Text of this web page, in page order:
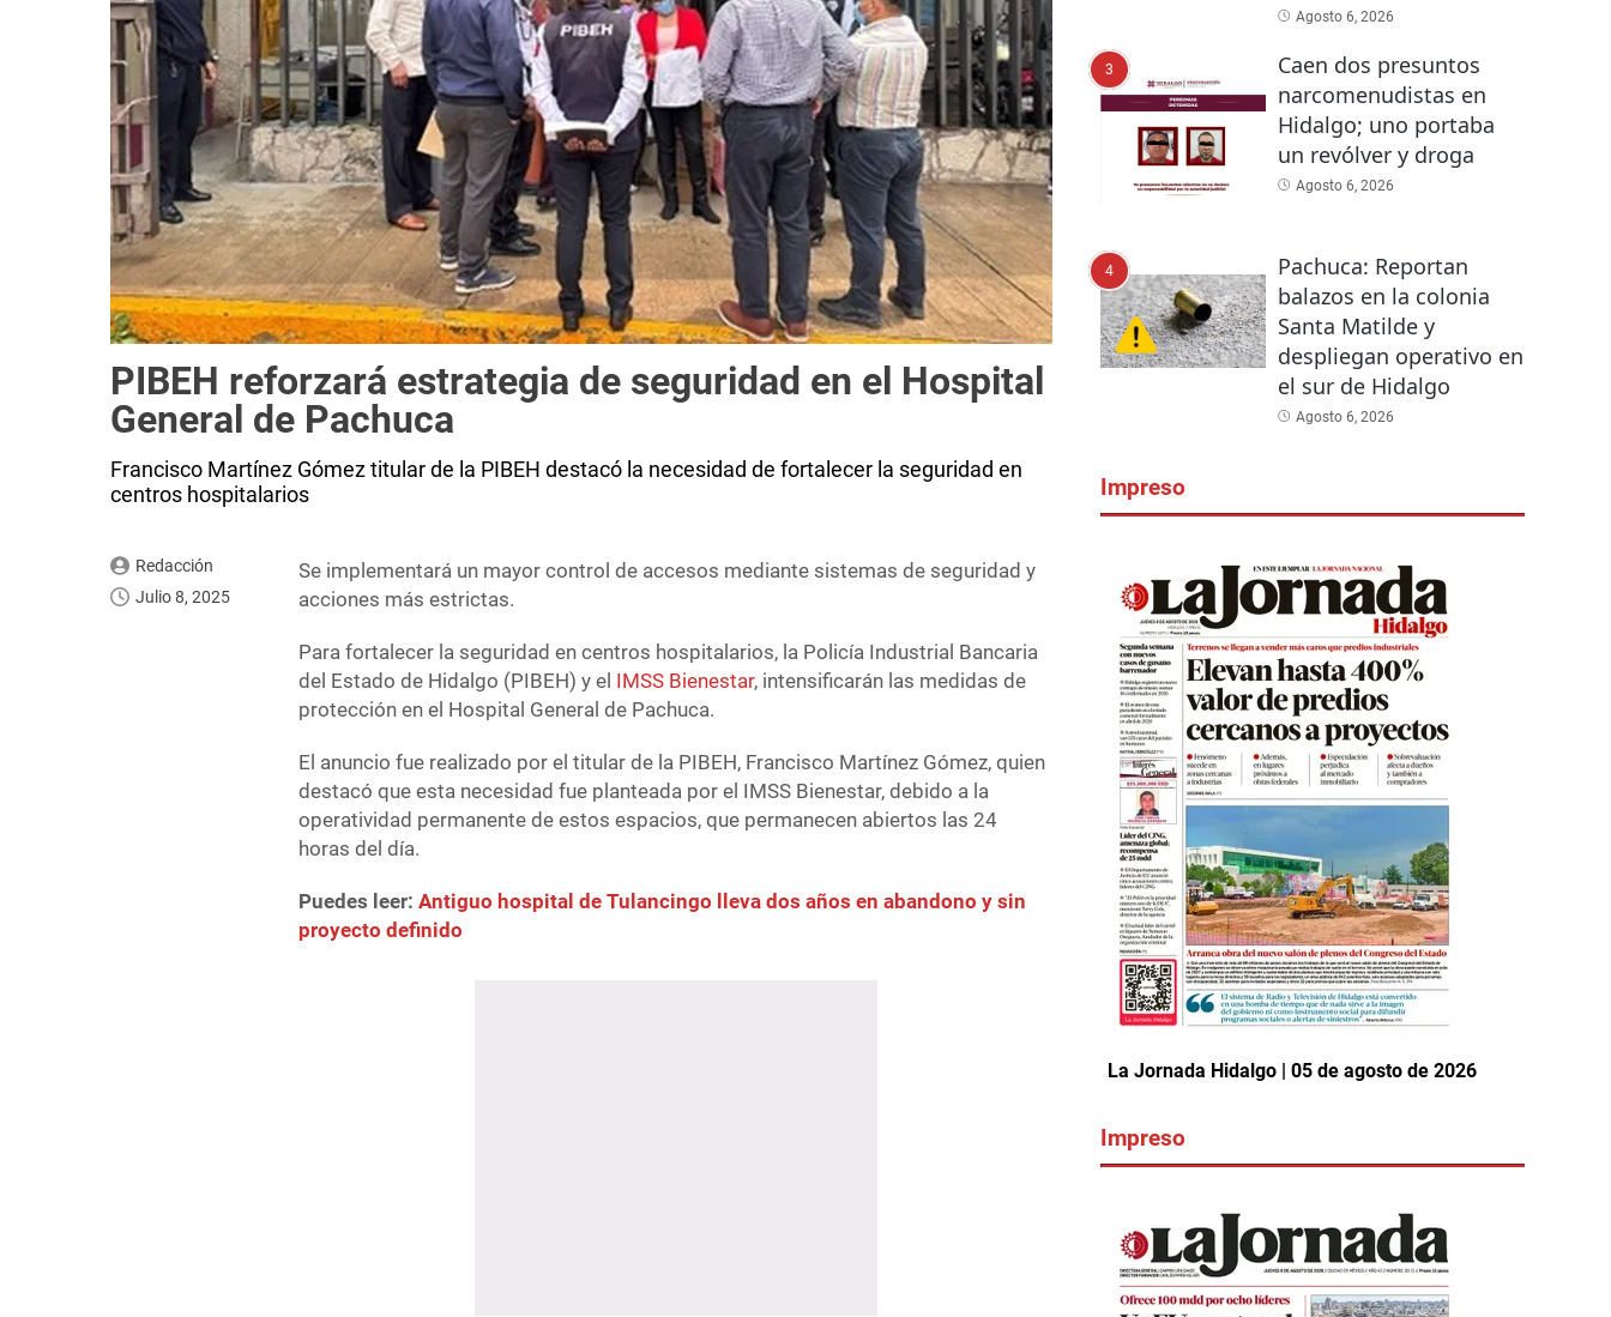
PIBEH reforzará estrategia de seguridad en el Hospital
General de Pachuca
Francisco Martínez Gómez titular de la PIBEH destacó la necesidad de fortalecer la seguridad en
centros hospitalarios
Redacción
Julio 8, 2025
Se implementará un mayor control de accesos mediante sistemas de seguridad y
acciones más estrictas.
Para fortalecer la seguridad en centros hospitalarios, la Policía Industrial Bancaria
del Estado de Hidalgo (PIBEH) y el IMSS Bienestar, intensificarán las medidas de
protección en el Hospital General de Pachuca.
El anuncio fue realizado por el titular de la PIBEH, Francisco Martínez Gómez, quien
destacó que esta necesidad fue planteada por el IMSS Bienestar, debido a la
operatividad permanente de estos espacios, que permanecen abiertos las 24
horas del día.
Puedes leer:Antiguo hospital de Tulancingo lleva dos años en abandono y sin
proyecto definido
Agosto 6, 2026
3
Caen dos presuntos
narcomenudistas en
Hidalgo; uno portaba
un revólver y droga
Agosto 6, 2026
4
Pachuca: Reportan
balazos en la colonia
Santa Matilde y
despliegan operativo en
el sur de Hidalgo
Agosto 6, 2026
Impreso
La Jornada Hidalgo | 05 de agosto de 2026
Impreso